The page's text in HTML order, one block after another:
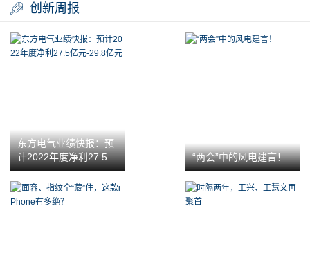
创新周报
东方电气业绩快报：预
计2022年度净利27.5亿
元-29.8亿元
“两会”中的风电建言！